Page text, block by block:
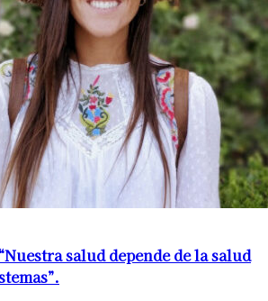
salud depende de la salud